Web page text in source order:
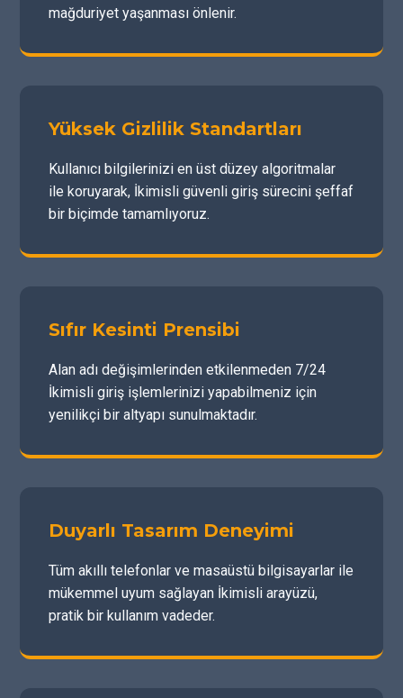
mağduriyet yaşanması önlenir.
Yüksek Gizlilik Standartları
Kullanıcı bilgilerinizi en üst düzey algoritmalar
ile koruyarak, İkimisli güvenli giriş sürecini şeffaf
bir biçimde tamamlıyoruz.
Sıfır Kesinti Prensibi
Alan adı değişimlerinden etkilenmeden 7/24
İkimisli giriş işlemlerinizi yapabilmeniz için
yenilikçi bir altyapı sunulmaktadır.
Duyarlı Tasarım Deneyimi
Tüm akıllı telefonlar ve masaüstü bilgisayarlar ile
mükemmel uyum sağlayan İkimisli arayüzü,
pratik bir kullanım vadeder.